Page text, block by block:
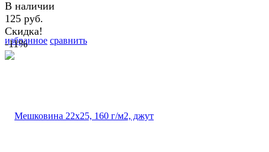
избранное сравнить
В наличии
125 руб.
Скидка!
-11%